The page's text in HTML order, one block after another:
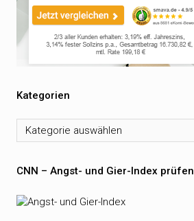
Kategorien
Kategorien
CNN – Angst- und Gier-Index prüfen